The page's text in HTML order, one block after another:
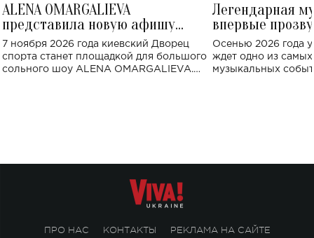
ALENA OMARGALIEVA
представила новую афишу
большого концерта во Дворце
спорта
7 ноября 2026 года киевский Дворец
спорта станет площадкой для большого
сольного шоу ALENA OMARGALIEVA.
Легендарная
впервые
Украине: где
Осенью 2026 года
ждет одно из
музыкальных
ПРО НАС КОНТАКТЫ РЕКЛАМА НА САЙТЕ